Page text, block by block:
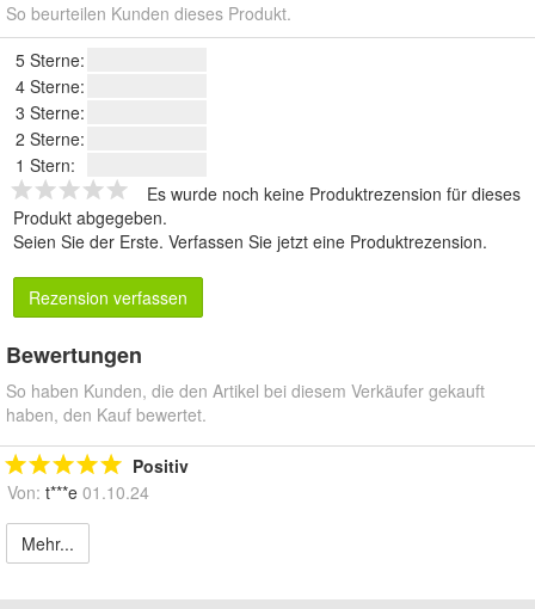
So beurteilen Kunden dieses Produkt.
5 Sterne:
4 Sterne:
3 Sterne:
2 Sterne:
1 Stern:
Es wurde noch keine Produktrezension für dieses
Produkt abgegeben.
Seien Sie der Erste. Verfassen Sie jetzt eine Produktrezension.
Rezension verfassen
Bewertungen
So haben Kunden, die den Artikel bei diesem Verkäufer gekauft
haben, den Kauf bewertet.
Positiv
Von: t***e 01.10.24
Mehr...